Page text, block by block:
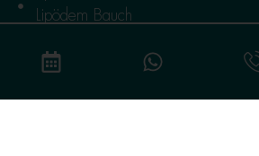
Lipödem Bauch
Lymphödem
Lymphödem Krankheitsbild
Lymphödem Konservative Therapie